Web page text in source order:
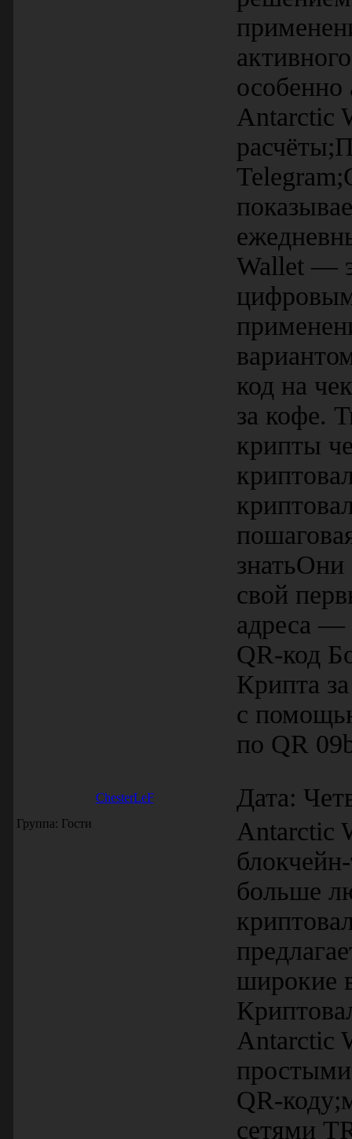
Antarctic
Wallet —
код на
за кофе.
крипты
свой
адреса —
QR-код
Крипта
с
по QR
ChesterLeF Дата:
Группа: Гости
Antarctic
больше
широкие
Antarctic
QR-
сетями